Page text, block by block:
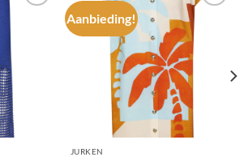
Aanbieding!
Add to
wishlist
JURKEN